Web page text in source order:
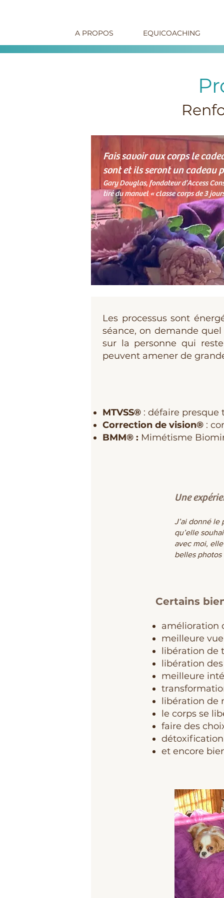
A PROPOS EQUICOACHING
Fais savoir aux corps le
sont et ils seront un cadeau
Gary Douglas, fondateur d’Access
tiré du manuel « classe corps de 3
Les processus sont
séance, on demande
sur la personne qui
peuvent amener de
MTVSS® : défaire presque
Correction de vision® :
BMM® : Mimétisme
Une
J’ai donné le
qu’elle
avec moi,
belles photos
Certains
amélioration
meilleure vue
libération de
libération
meilleure
libération de
le corps se
faire des
détoxification
et encore